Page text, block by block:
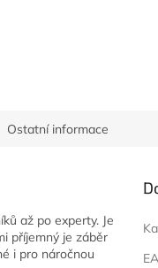
Ostatní informace
až po experty. Je
příjemný je záběr
i pro náročnou